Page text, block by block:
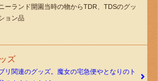
ーランド開園当時の物からTDR、TDSのグッ
ョン品
ズ
リ関連のグッズ。魔女の宅急便やとなりのト